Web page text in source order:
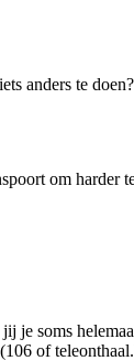
anders te doen?
om
je soms
(106 of